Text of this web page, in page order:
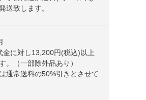
送致します。
金に対し13,200円(税込)以上
。（一部除外品あり）
通常送料の50%引きとさせて